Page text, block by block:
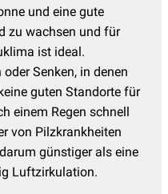
und eine gute
zu wachsen und für
ist ideal.
Senken, in denen
guten Standorte für
einem Regen schnell
von Pilzkrankheiten
günstiger als eine
Luftzirkulation.